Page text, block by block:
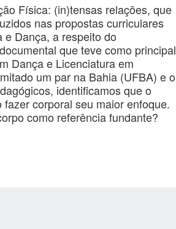
Física: (in)tensas relações, que
nas propostas curriculares
Dança, a respeito do
que teve como principal
Dança e Licenciatura em
um par na Bahia (UFBA) e o
identificamos que o
corporal seu maior enfoque.
como referência fundante?